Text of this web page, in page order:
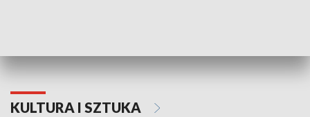
KULTURA I SZTUKA